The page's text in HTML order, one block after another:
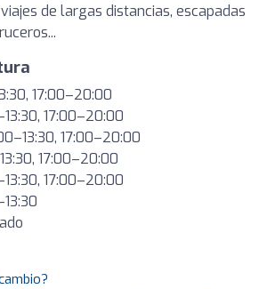
de largas distancias, escapadas
17:00–20:00
17:00–20:00
17:00–20:00
17:00–20:00
17:00–20:00